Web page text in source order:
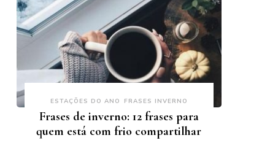
ESTAÇÕES DO ANO FRASES INVERNO
Frases de inverno: 12 frases para
quem está com frio compartilhar